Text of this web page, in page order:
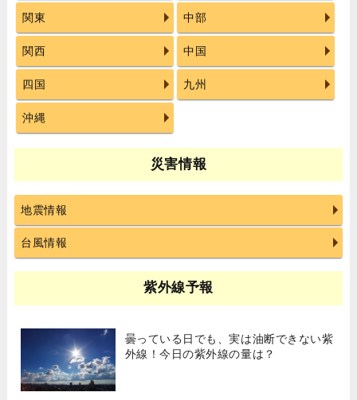
関東 中部
関西 中国
四国 九州
沖縄
災害情報
地震情報
台風情報
紫外線予報
曇っている日でも、実は油断できない紫
外線！今日の紫外線の量は？